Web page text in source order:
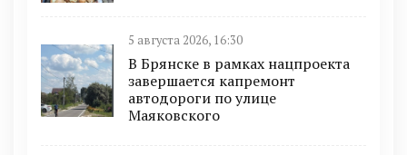
5 августа 2026, 16:30
В Брянске в рамках нацпроекта
завершается капремонт
автодороги по улице
Маяковского